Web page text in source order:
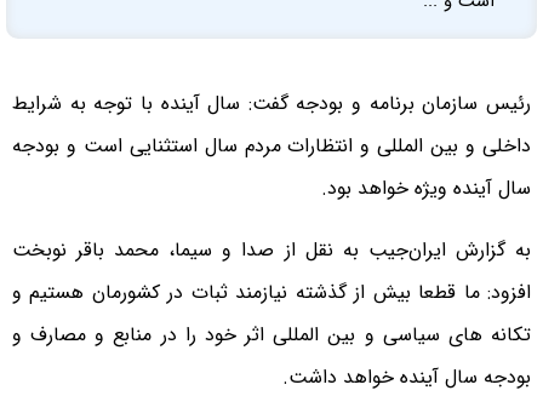
رئیس سازمان برنامه و بودجه گفت: سال آینده با توجه به شرایط
داخلی و بین المللی و انتظارات مردم سال استثنایی است و بودجه
سال آینده ویژه خواهد بود.
به گزارش ایران‌جیب به نقل از صدا و سیما، محمد باقر نوبخت
افزود: ما قطعا بیش از گذشته نیازمند ثبات در کشورمان هستیم و
تکانه های سیاسی و بین المللی اثر خود را در منابع و مصارف و
بودجه سال آینده خواهد داشت.